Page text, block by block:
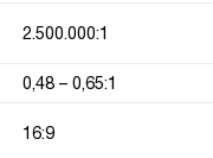
2.500.000:1
0,48 – 0,65:1
16:9